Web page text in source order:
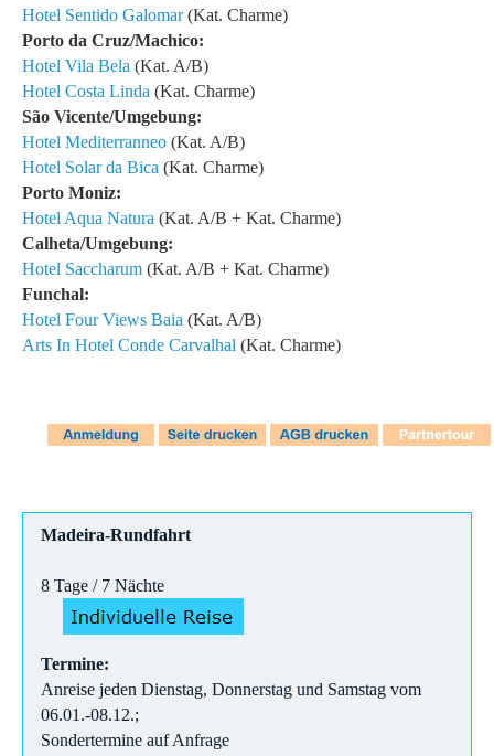
Hotel Sentido Galomar(Kat. Charme)
Porto da Cruz/Machico:
Hotel Vila Bela (Kat. A/B)
Hotel Costa Linda (Kat. Charme)
São Vicente/Umgebung:
Hotel Mediterranneo (Kat. A/B)
Hotel Solar da Bica (Kat. Charme)
Porto Moniz:
Hotel Aqua Natura (Kat. A/B + Kat. Charme)
Calheta/Umgebung:
Hotel Saccharum (Kat. A/B + Kat. Charme)
Funchal:
Hotel Four Views Baia (Kat. A/B)
Arts In Hotel Conde Carvalhal (Kat. Charme)
Madeira-Rundfahrt
8 Tage / 7 Nächte
Termine:
Anreise jeden Dienstag, Donnerstag und Samstag vom
06.01.-08.12.;
Sondertermine auf Anfrage